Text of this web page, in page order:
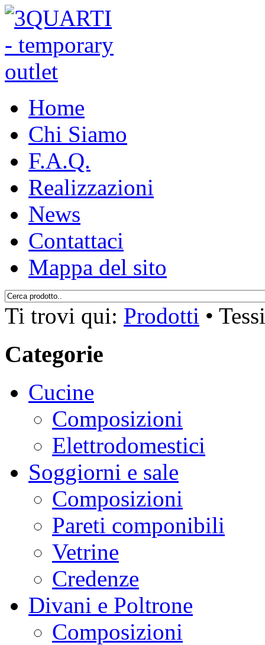
Home
Chi Siamo
F.A.Q.
Realizzazioni
News
Contattaci
Mappa del sito
Ti trovi qui: Prodotti •
Categorie
Cucine
Composizioni
Elettrodomestici
Soggiorni e sale
Composizioni
Pareti componibili
Vetrine
Credenze
Divani e Poltrone
Composizioni